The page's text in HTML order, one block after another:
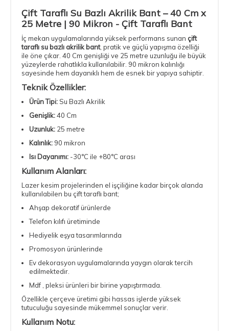
Çift Taraflı Su Bazlı Akrilik Bant – 40 Cm x
25 Metre | 90 Mikron - Çift Taraflı Bant
İç mekan uygulamalarında yüksek performans sunan çift
taraflı su bazlı akrilik bant, pratik ve güçlü yapışma özelliği
ile öne çıkar. 40 Cm genişliği ve 25 metre uzunluğu ile büyük
yüzeylerde rahatlıkla kullanılabilir. 90 mikron kalınlığı
sayesinde hem dayanıklı hem de esnek bir yapıya sahiptir.
Teknik Özellikler:
Ürün Tipi: Su Bazlı Akrilik
Genişlik:40 Cm
Uzunluk: 25 metre
Kalınlık: 90 mikron
Isı Dayanımı: -30°C ile +80°C arası
Kullanım Alanları:
Lazer kesim projelerinden el işçiliğine kadar birçok alanda
kullanılabilen bu çift taraflı bant;
Ahşap dekoratif ürünlerde
Telefon kılıfı üretiminde
Hediyelik eşya tasarımlarında
Promosyon ürünlerinde
Ev dekorasyon uygulamalarında yaygın olarak tercih
edilmektedir.
Mdf , pleksi ürünleri bir birine yapıştırmada.
Özellikle çerçeve üretimi gibi hassas işlerde yüksek
tutuculuğu sayesinde mükemmel sonuçlar verir.
Kullanım Notu: